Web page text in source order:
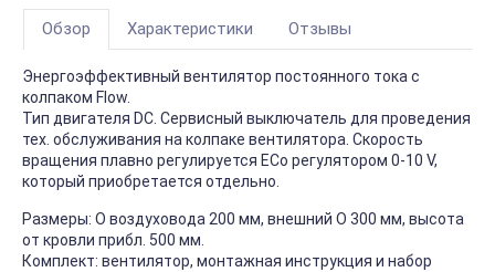
Обзор Характеристики Отзывы
Энергоэффективный вентилятор постоянного тока c
колпаком Flow.
Тип двигателя DC. Сервисный выключатель для проведения
тех. обслуживания на колпаке вентилятора. Скорость
вращения плавно регулируется ECo регулятором 0-10 V,
который приобретается отдельно.
Размеры: O воздуховода 200 мм, внешний O 300 мм, высота
от кровли прибл. 500 мм.
Комплект: вентилятор, монтажная инструкция и набор